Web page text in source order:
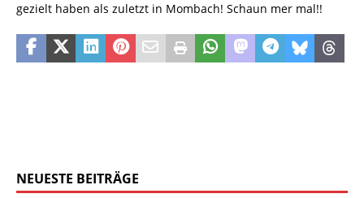
gezielt haben als zuletzt in Mombach! Schaun mer mal!!
NEUESTE BEITRÄGE